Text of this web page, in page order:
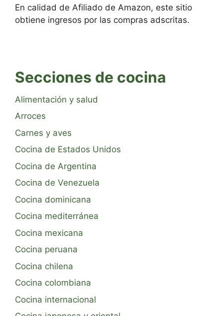
En calidad de Afiliado de Amazon, este sitio
obtiene ingresos por las compras adscritas.
Secciones de cocina
Alimentación y salud
Arroces
Carnes y aves
Cocina de Estados Unidos
Cocina de Argentina
Cocina de Venezuela
Cocina dominicana
Cocina mediterránea
Cocina mexicana
Cocina peruana
Cocina chilena
Cocina colombiana
Cocina internacional